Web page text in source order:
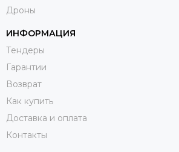
Дроны
ИНФОРМАЦИЯ
Тендеры
Гарантии
Возврат
Как купить
Доставка и оплата
Контакты